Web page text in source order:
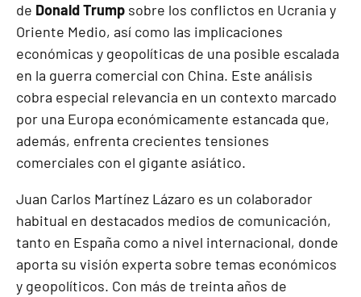
de Donald Trump sobre los conflictos en Ucrania y
Oriente Medio, así como las implicaciones
económicas y geopolíticas de una posible escalada
en la guerra comercial con China. Este análisis
cobra especial relevancia en un contexto marcado
por una Europa económicamente estancada que,
además, enfrenta crecientes tensiones
comerciales con el gigante asiático.
Juan Carlos Martínez Lázaro es un colaborador
habitual en destacados medios de comunicación,
tanto en España como a nivel internacional, donde
aporta su visión experta sobre temas económicos
y geopolíticos. Con más de treinta años de